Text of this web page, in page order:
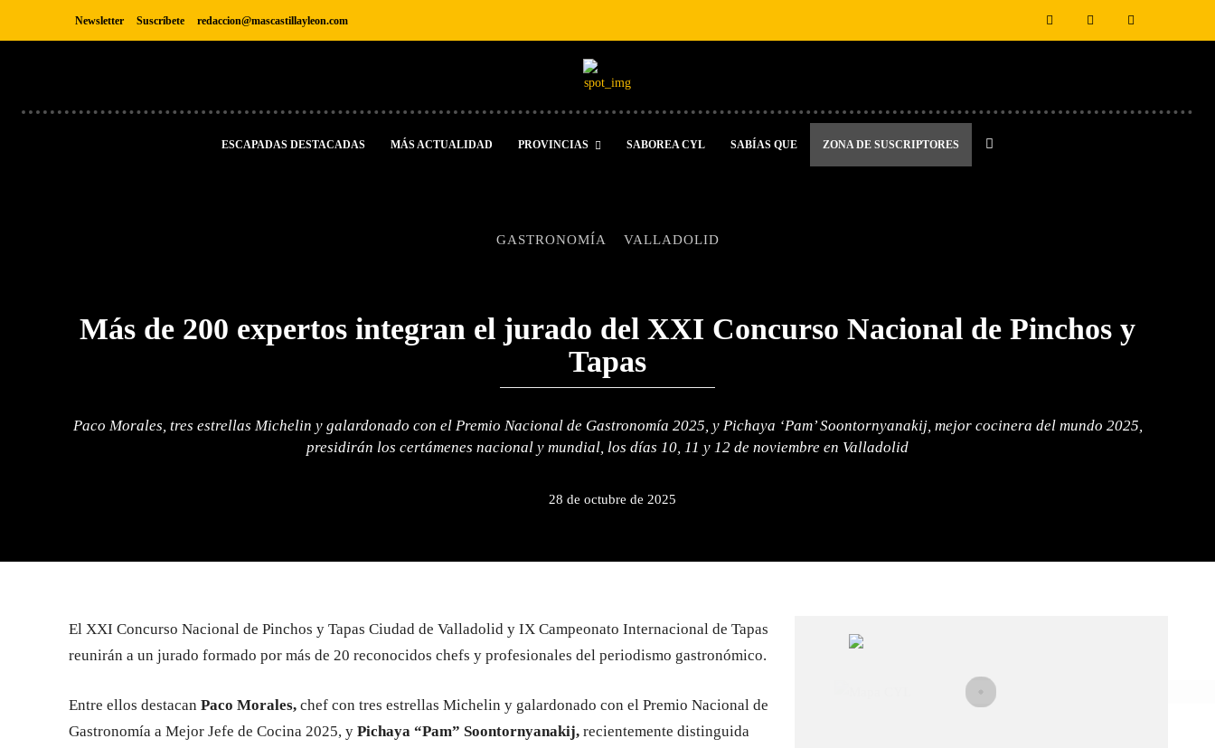
Newsletter Suscríbete redaccion@mascastillayleon.com
ESCAPADAS DESTACADAS MÁS ACTUALIDAD PROVINCIAS SABOREA CYL SABÍAS QUE ZONA DE SUSCRIPTORES
GASTRONOMÍA VALLADOLID
Más de 200 expertos integran el jurado del XXI Concurso Nacional de Pinchos y
Tapas
Paco Morales, tres estrellas Michelin y galardonado con el Premio Nacional de Gastronomía 2025, y Pichaya ‘Pam’ Soontornyanakij, mejor cocinera del mundo 2025,
presidirán los certámenes nacional y mundial, los días 10, 11 y 12 de noviembre en Valladolid
28 de octubre de 2025
El XXI Concurso Nacional de Pinchos y Tapas Ciudad de Valladolid y IX Campeonato Internacional de Tapas
reunirán a un jurado formado por más de 20 reconocidos chefs y profesionales del periodismo gastronómico.
Entre ellos destacan Paco Morales, chef con tres estrellas Michelin y galardonado con el Premio Nacional de
Gastronomía a Mejor Jefe de Cocina 2025, y Pichaya “Pam” Soontornyanakij, recientemente distinguida